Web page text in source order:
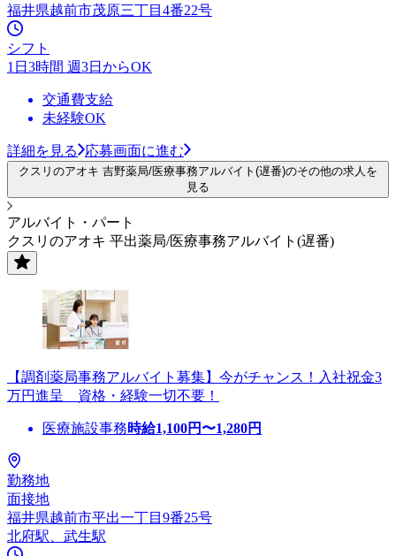
福井県越前市茂原三丁目4番22号
シフト
1日3時間 週3日からOK
交通費支給
未経験OK
詳細を見る 応募画面に進む
クスリのアオキ 吉野薬局/医療事務アルバイト(遅番)のその他の求人を
見る
アルバイト・パート
クスリのアオキ 平出薬局/医療事務アルバイト(遅番)
【調剤薬局事務アルバイト募集】今がチャンス！入社祝金3
万円進呈 資格・経験一切不要！
医療施設事務時給1,100円〜1,280円
勤務地
面接地
福井県越前市平出一丁目9番25号
北府駅、武生駅